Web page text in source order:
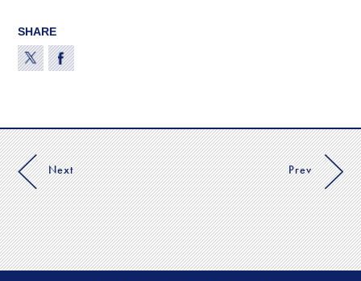
SHARE
Next Prev